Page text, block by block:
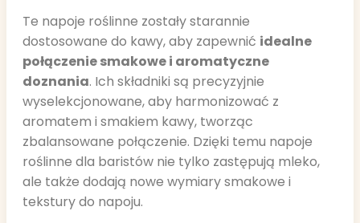
Te napoje roślinne zostały starannie
dostosowane do kawy, aby zapewnić idealne
połączenie smakowe i aromatyczne
doznania. Ich składniki są precyzyjnie
wyselekcjonowane, aby harmonizować z
aromatem i smakiem kawy, tworząc
zbalansowane połączenie. Dzięki temu napoje
roślinne dla baristów nie tylko zastępują mleko,
ale także dodają nowe wymiary smakowe i
tekstury do napoju.